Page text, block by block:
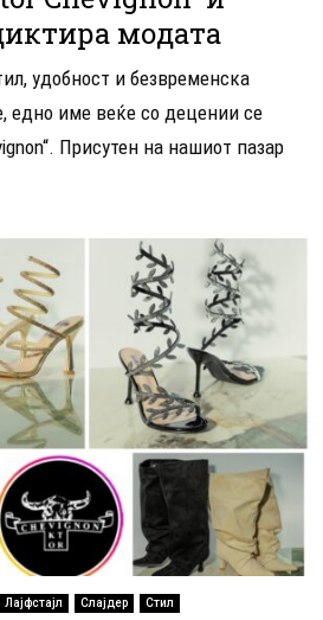
модата
удобност и безвременска
едно име веќе со децении се
Присутен на нашиот пазар
Лајфстајл Слајдер Стил